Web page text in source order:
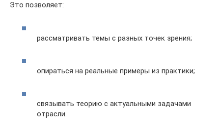
Это позволяет:
рассматривать темы с разных точек зрения;
опираться на реальные примеры из практики;
связывать теорию с актуальными задачами
отрасли.